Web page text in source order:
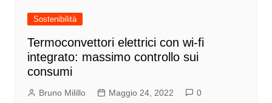
Sostenibilità
Termoconvettori elettrici con wi-fi
integrato: massimo controllo sui
consumi
Bruno Milillo Maggio 24, 2022 0